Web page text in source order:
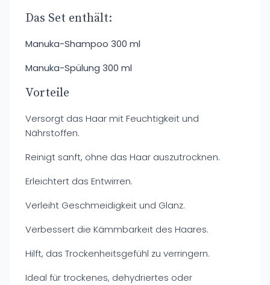
Das Set enthält:
Manuka-Shampoo 300 ml
Manuka-Spülung 300 ml
Vorteile
Versorgt das Haar mit Feuchtigkeit und
Nährstoffen.
Reinigt sanft, ohne das Haar auszutrocknen.
Erleichtert das Entwirren.
Verleiht Geschmeidigkeit und Glanz.
Verbessert die Kämmbarkeit des Haares.
Hilft, das Trockenheitsgefühl zu verringern.
Ideal für trockenes, dehydriertes oder